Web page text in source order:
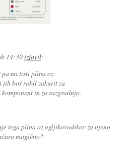
14:30izjavil:
na tisti plina oz.
jih boš rabil zakurit za
in za razgradnjo.
tega plina oz ogljikovodikov za njeno
magično?